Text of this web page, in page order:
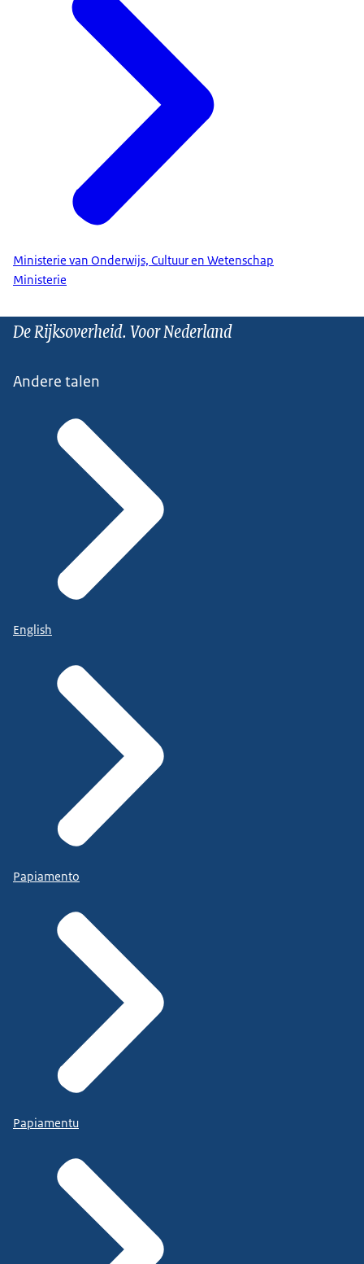
Ministerie van Onderwijs, Cultuur en Wetenschap
Ministerie
De Rijksoverheid. Voor Nederland
Andere talen
English
Papiamento
Papiamentu